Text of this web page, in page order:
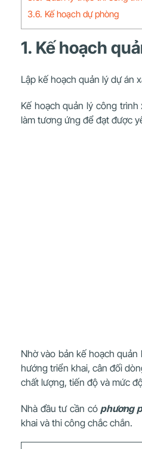
3.6. Kế hoạch dự phòng
1. Kế hoạch
Lập kế hoạch quản lý dự án
Kế hoạch quản lý công
làm tương ứng để đạt được
Nhờ vào bản kế hoạch
hướng triển khai, cân đối
chất lượng, tiến độ và mức
Nhà đầu tư cần cóphương
khai và thi công chắc chắn.